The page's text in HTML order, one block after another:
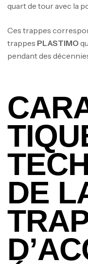
quart de tour avec la
Ces trappes
trappes PLASTIMO
pendant des
DE